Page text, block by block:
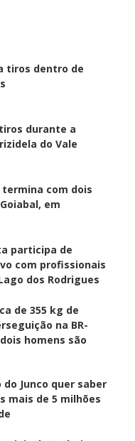
tiros dentro de
durante a
do Vale
com dois
em
participa de
com profissionais
dos Rodrigues
de 355 kg de
na BR-
homens são
Junco quer saber
mais de 5 milhões